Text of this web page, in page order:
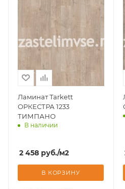
Ламинат Tarkett
ОРКЕСТРА 1233
ТИМПАНО
В наличии
2 458 руб./м2
В КОРЗИНУ